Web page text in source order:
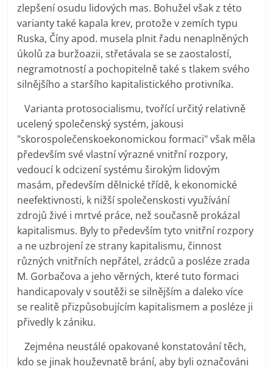
zlepšení osudu lidových mas. Bohužel však z této
varianty také kapala krev, protože v zemích typu
Ruska, Číny apod. musela plnit řadu nenaplněných
úkolů za buržoazii, střetávala se se zaostalostí,
negramotností a pochopitelně také s tlakem svého
silnějšího a staršího kapitalistického protivníka.
Varianta protosocialismu, tvořící určitý relativně
ucelený společenský systém, jakousi
"skorospolečenskoekonomickou formaci" však měla
především své vlastní výrazné vnitřní rozpory,
vedoucí k odcizení systému širokým lidovým
masám, především dělnické třídě, k ekonomické
neefektivnosti, k nižší společenskosti využívání
zdrojů živé i mrtvé práce, než současně prokázal
kapitalismus. Byly to především tyto vnitřní rozpory
a ne uzbrojení ze strany kapitalismu, činnost
různých vnitřních nepřátel, zrádců a posléze zrada
M. Gorbačova a jeho věrných, které tuto formaci
handicapovaly v soutěži se silnějším a daleko více
se realitě přizpůsobujícím kapitalismem a posléze ji
přivedly k zániku.
Zejména neustálé opakované konstatování těch,
kdo se jinak houževnatě brání, aby byli označováni